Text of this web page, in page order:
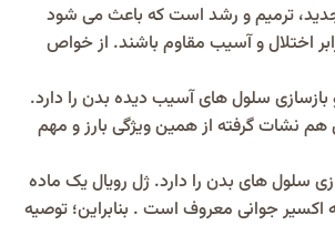
ترمیم و رشد است که باعث می شود
اختلال و آسیب مقاوم باشند. از خواص
و بازسازی سلول های آسیب دیده بدن را دارد.
نشات گرفته از همین ویژگی بارز و مهم
سلول های بدن را دارد. ژل رویال یک ماده
اکسیر جوانی معروف است . بنابراین؛ توصیه